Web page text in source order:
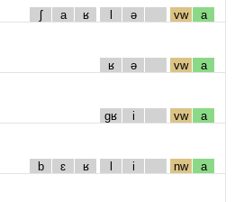
ʃ a ʁ l ə vw a
ʁ ə vw a
gʁ i vw a
b ɛ ʁ l i nw a